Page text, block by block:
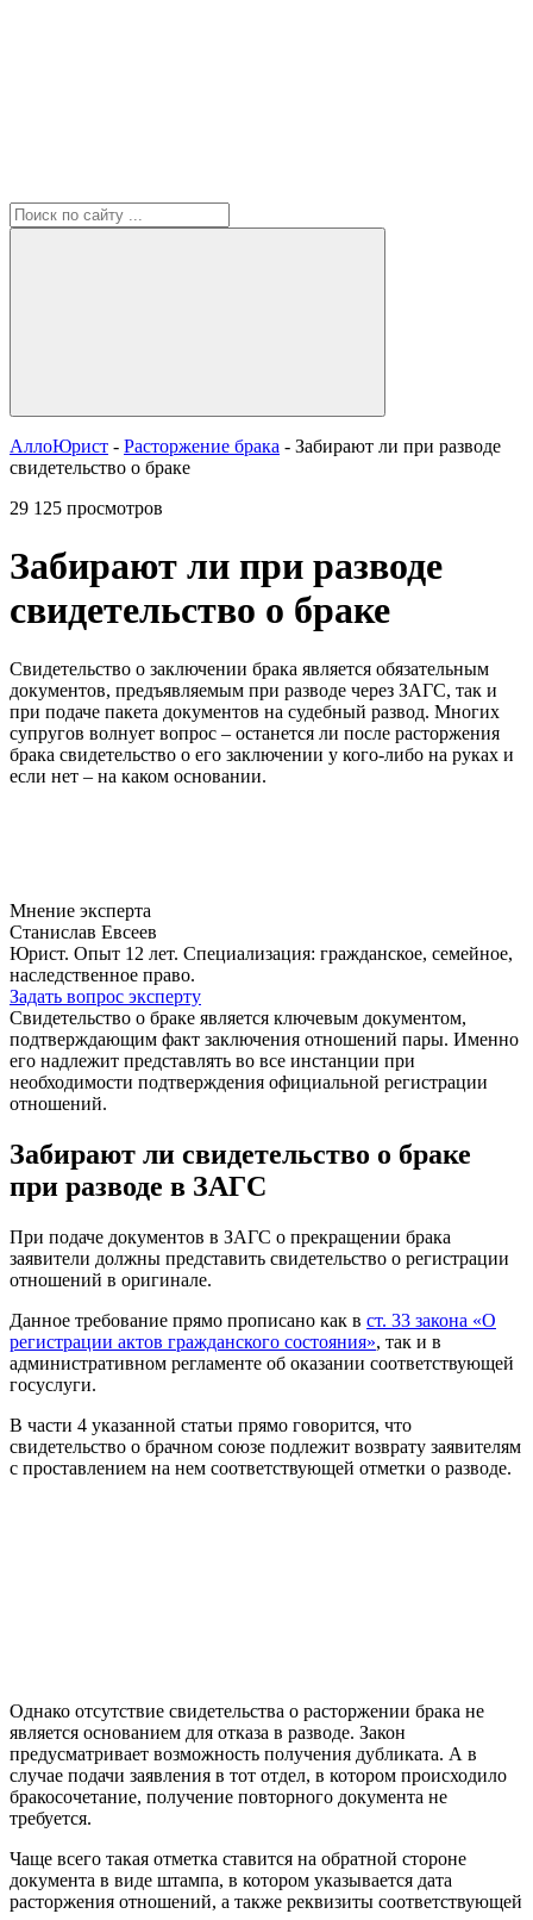
АллоЮрист - Расторжение брака - Забирают ли при разводе
свидетельство о браке
29 125 просмотров
Забирают ли при разводе
свидетельство о браке
Свидетельство о заключении брака является обязательным
документов, предъявляемым при разводе через ЗАГС, так и
при подаче пакета документов на судебный развод. Многих
супругов волнует вопрос – останется ли после расторжения
брака свидетельство о его заключении у кого-либо на руках и
если нет – на каком основании.
Мнение эксперта
Станислав Евсеев
Юрист. Опыт 12 лет. Специализация: гражданское, семейное,
наследственное право.
Задать вопрос эксперту
Свидетельство о браке является ключевым документом,
подтверждающим факт заключения отношений пары. Именно
его надлежит представлять во все инстанции при
необходимости подтверждения официальной регистрации
отношений.
Забирают ли свидетельство о браке
при разводе в ЗАГС
При подаче документов в ЗАГС о прекращении брака
заявители должны представить свидетельство о регистрации
отношений в оригинале.
Данное требование прямо прописано как в ст. 33 закона «О
регистрации актов гражданского состояния», так и в
административном регламенте об оказании соответствующей
госуслуги.
В части 4 указанной статьи прямо говорится, что
свидетельство о брачном союзе подлежит возврату заявителям
с проставлением на нем соответствующей отметки о разводе.
Однако отсутствие свидетельства о расторжении брака не
является основанием для отказа в разводе. Закон
предусматривает возможность получения дубликата. А в
случае подачи заявления в тот отдел, в котором происходило
бракосочетание, получение повторного документа не
требуется.
Чаще всего такая отметка ставится на обратной стороне
документа в виде штампа, в котором указывается дата
расторжения отношений, а также реквизиты соответствующей